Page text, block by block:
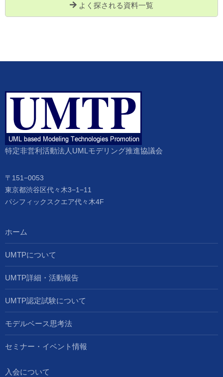
よく探される資料一覧
特定非営利活動法人UMLモデリング推進協議会
〒151−0053
東京都渋谷区代々木3−1−11
パシフィックスクエア代々木4F
ホーム
UMTPについて
UMTP詳細・活動報告
UMTP認定試験について
モデルベース思考法
セミナー・イベント情報
入会について